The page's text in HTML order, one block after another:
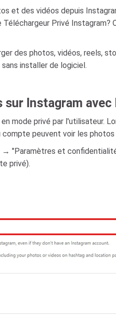
et des vidéos depuis
Téléchargeur Privé
des photos, vidéos, reels,
installer de logiciel.
Instagram avec
mode privé par l'utilisateur.
peuvent voir les
→ "Paramètres et
privé).